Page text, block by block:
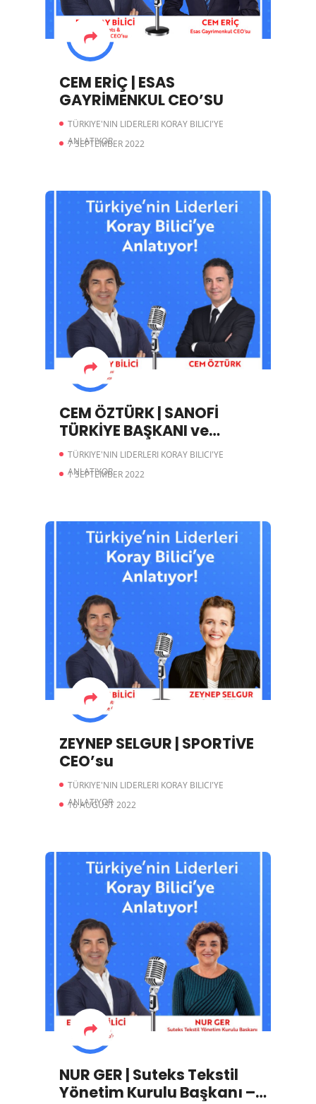
CEM ERİÇ | ESAS
GAYRİMENKUL CEO’SU
TÜRKIYE'NIN LIDERLERI KORAY BILICI'YE
ANLATIYOR
7 SEPTEMBER 2022
CEM ÖZTÜRK | SANOFİ
TÜRKİYE BAŞKANI ve
TÜRKİYE, AFRİKA ve
ORTADOĞU TEMEL ÜRÜNLER
BAŞKANI
TÜRKIYE'NIN LIDERLERI KORAY BILICI'YE
ANLATIYOR
1 SEPTEMBER 2022
ZEYNEP SELGUR | SPORTİVE
CEO’su
TÜRKIYE'NIN LIDERLERI KORAY BILICI'YE
ANLATIYOR
16 AUGUST 2022
NUR GER | Suteks Tekstil
Yönetim Kurulu Başkanı –